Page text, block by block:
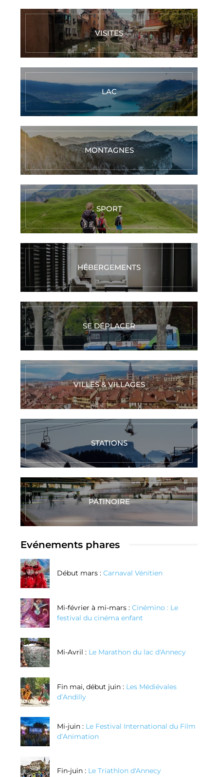
VISITES
LAC
MONTAGNES
SPORT
HÉBERGEMENTS
SE DÉPLACER
VILLES & VILLAGES
STATIONS
PATINOIRE
Evénements phares
Début mars : Carnaval Vénitien
Mi-février à mi-mars : Cinémino : Le
festival du cinéma enfant
Mi-Avril : Le Marathon du lac d'Annecy
Fin mai, début juin : Les Médiévales
d’Andilly
Mi-juin : Le Festival International du Film
d’Animation
Fin-juin : Le Triathlon d'Annecy